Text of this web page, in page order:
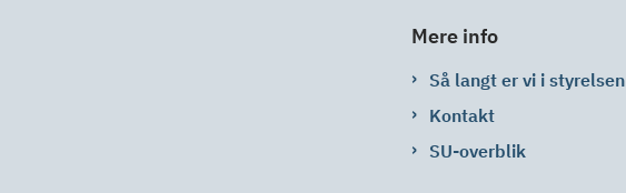
Mere info
Så langt er vi i styrelsen
Kontakt
SU-overblik